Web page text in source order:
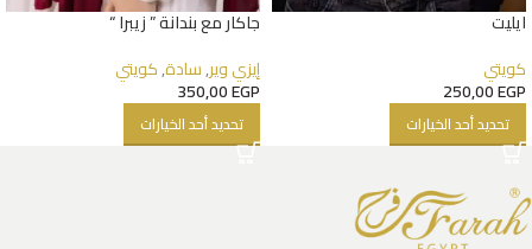
ايليت
كويتي
250,00EGP
تحديد أحد الخيارات
جاكار مع بندانة ” زيبرا “
إيزي وير,سادة,كويتي
350,00EGP
تحديد أحد الخيارات